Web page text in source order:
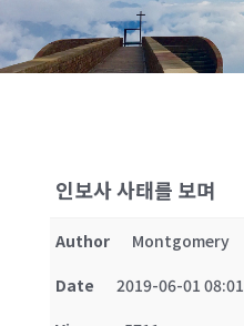
인보사 사태를 보며
Author
Montgomery
Date
2019-06-01 08:01